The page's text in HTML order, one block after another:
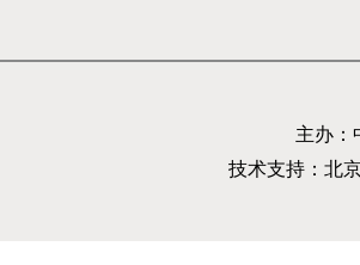
主办：
技术支持：北